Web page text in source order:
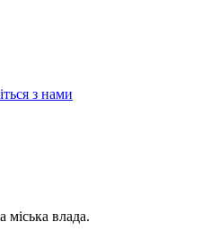
з нами
міська влада.